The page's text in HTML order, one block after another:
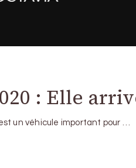
: Elle
un véhicule important pour …